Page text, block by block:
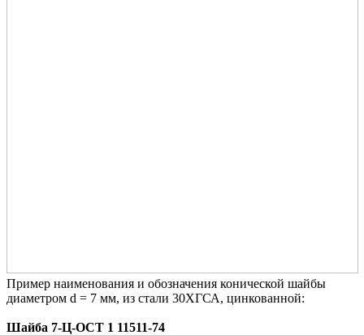
Пример наименования и обозначения конической шайбы
диаметром d = 7 мм, из стали 30ХГСА, цинкованной:
Шайба 7-Ц-ОСТ 1 11511-74